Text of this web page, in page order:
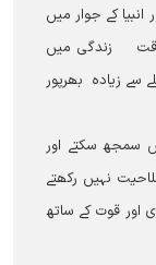
انبیا کے جوار میں
زندگی میں
سے زیادہ بھرپور
سمجھ سکتے اور
نہیں رکھتے
اور قوت کے ساتھ